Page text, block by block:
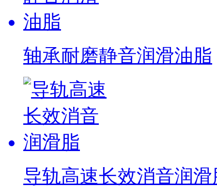
轴承耐磨静音润滑油脂
导轨高速长效消音润滑